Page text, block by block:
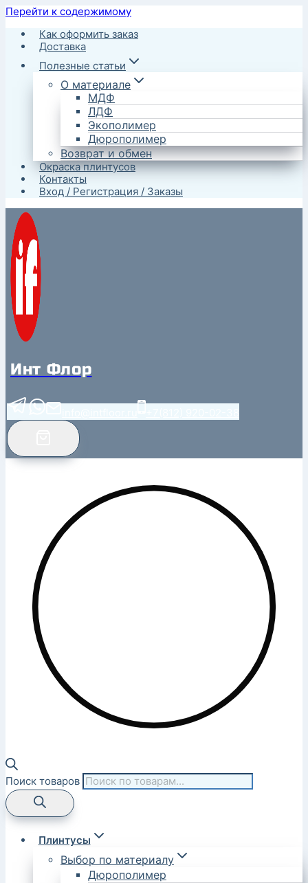
Перейти к содержимому
Как оформить заказ
Доставка
Полезные статьи
О материале
МДФ
ЛДФ
Экополимер
Дюрополимер
Возврат и обмен
Окраска плинтусов
Контакты
Вход / Регистрация / Заказы
Инт Флор
Поиск товаров
Плинтусы
Выбор по материалу
Дюрополимер